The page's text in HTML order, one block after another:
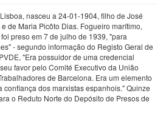
nasceu a 24-01-1904, filho de José
de Maria Picôto Dias. Fogueiro marítimo,
preso em 7 de julho de 1939, "para
- segundo informação do Registo Geral de
"Era possuidor de uma credencial
favor pelo Comité Executivo da União
de Barcelona. Era um elemento
confiança dos marxistas espanhois." Quinze
o Reduto Norte do Depósito de Presos de